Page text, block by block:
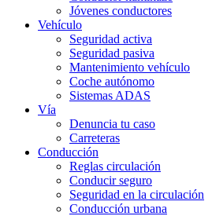
Jóvenes conductores
Vehículo
Seguridad activa
Seguridad pasiva
Mantenimiento vehículo
Coche autónomo
Sistemas ADAS
Vía
Denuncia tu caso
Carreteras
Conducción
Reglas circulación
Conducir seguro
Seguridad en la circulación
Conducción urbana